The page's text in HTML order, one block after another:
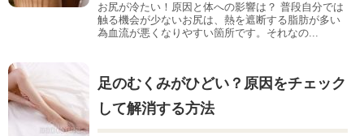
お尻が冷たい！原因と体への影響は？ 普段自分では
触る機会が少ないお尻は、熱を遮断する脂肪が多い
為血流が悪くなりやすい箇所です。それなの...
足のむくみがひどい？原因をチェック
して解消する方法